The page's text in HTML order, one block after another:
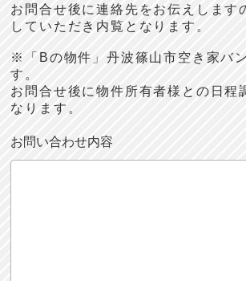
お問合せ後に連絡先をお伝えします
していただき内覧となります。
※「Bの物件」丹波篠山市空き家バ
す。
お問合せ後に物件所有者様との日程
なります。
お問い合わせ内容